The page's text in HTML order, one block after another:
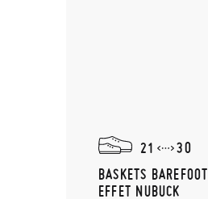
21
30
BASKETS BAREFOOT
EFFET NUBUCK